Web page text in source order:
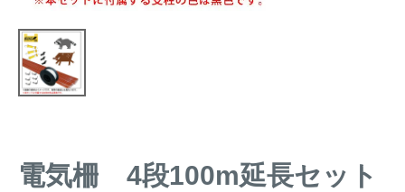
電気柵 4段100m延長セット
金網柵
ュ柵等）
箱わな
対象動物から選ぶ